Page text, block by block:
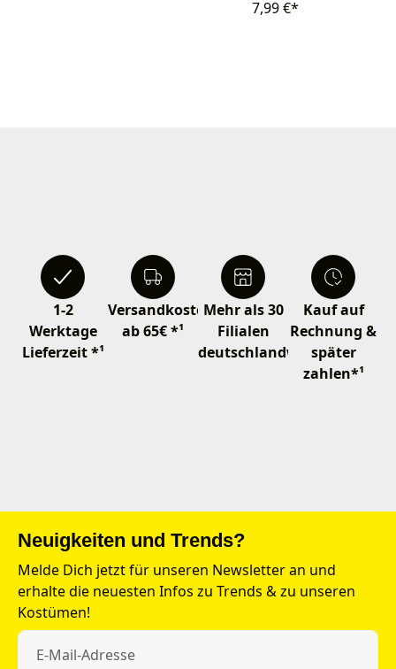
7,99 €*
1-2
Werktage
Lieferzeit *¹
Versandkostenfrei
ab 65€ *¹
Mehr als 30
Filialen
deutschlandweit
Kauf auf
Rechnung &
später
zahlen*¹
Neuigkeiten und Trends?
Melde Dich jetzt für unseren Newsletter an und
erhalte die neuesten Infos zu Trends & zu unseren
Kostümen!